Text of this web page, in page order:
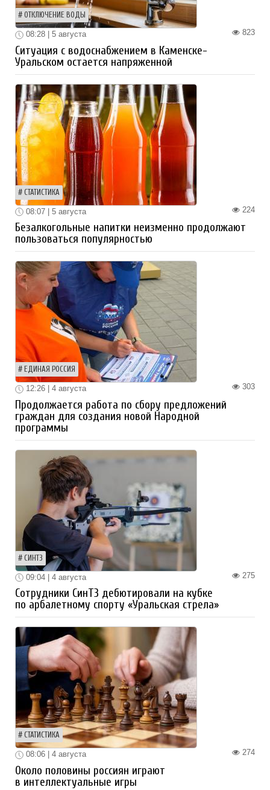
ОТКЛЮЧЕНИЕ ВОДЫ
823
08:28 | 5 августа
Ситуация с водоснабжением в Каменске-
Уральском остается напряженной
СТАТИСТИКА
224
08:07 | 5 августа
Безалкогольные напитки неизменно продолжают
пользоваться популярностью
ЕДИНАЯ РОССИЯ
303
12:26 | 4 августа
Продолжается работа по сбору предложений
граждан для создания новой Народной
программы
СИНТЗ
275
09:04 | 4 августа
Сотрудники СинТЗ дебютировали на кубке
по арбалетному спорту «Уральская стрела»
СТАТИСТИКА
274
08:06 | 4 августа
Около половины россиян играют
в интеллектуальные игры